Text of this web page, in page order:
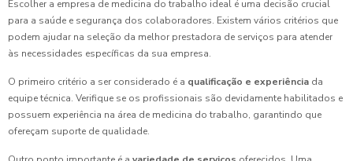
Escolher a empresa de medicina do trabalho ideal é uma decisão crucial
para a saúde e segurança dos colaboradores. Existem vários critérios que
podem ajudar na seleção da melhor prestadora de serviços para atender
às necessidades específicas da sua empresa.
O primeiro critério a ser considerado é a qualificação e experiência da
equipe técnica. Verifique se os profissionais são devidamente habilitados e
possuem experiência na área de medicina do trabalho, garantindo que
ofereçam suporte de qualidade.